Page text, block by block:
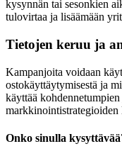
kysynnän tai sesonkien
tulovirtaa ja lisäämään
Tietojen keruu ja
Kampanjoita voidaan
ostokäyttäytymisestä ja
käyttää
markkinointistrategioiden
Onko sinulla